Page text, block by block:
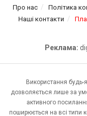
Про нас Політика
Наші контакти
Реклама:
Використання будь-
дозволяється лише за
активного
поширюється на всі типи